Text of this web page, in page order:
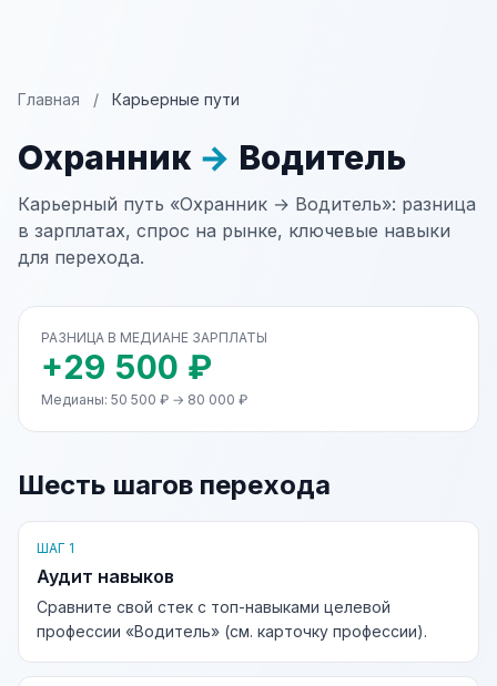
Главная / Карьерные пути
Охранник → Водитель
Карьерный путь «Охранник → Водитель»: разница
в зарплатах, спрос на рынке, ключевые навыки
для перехода.
РАЗНИЦА В МЕДИАНЕ ЗАРПЛАТЫ
+29 500 ₽
Медианы: 50 500 ₽ → 80 000 ₽
Шесть шагов перехода
ШАГ 1
Аудит навыков
Сравните свой стек с топ-навыками целевой
профессии «Водитель» (см. карточку профессии).